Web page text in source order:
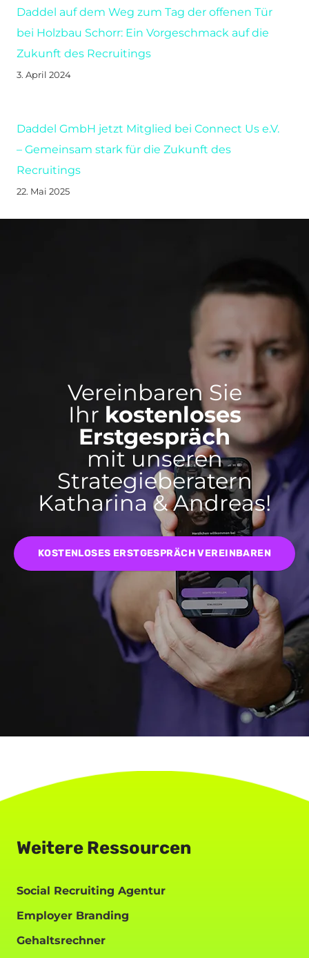
Daddel auf dem Weg zum Tag der offenen Tür
bei Holzbau Schorr: Ein Vorgeschmack auf die
Zukunft des Recruitings
3. April 2024
Daddel GmbH jetzt Mitglied bei Connect Us e.V.
– Gemeinsam stark für die Zukunft des
Recruitings
22. Mai 2025
Vereinbaren Sie
Ihr kostenloses
Erstgespräch
mit unseren
Strategieberatern
Katharina & Andreas!
KOSTENLOSES ERSTGESPRÄCH VEREINBAREN
Weitere Ressourcen
Social Recruiting Agentur
Employer Branding
Gehaltsrechner